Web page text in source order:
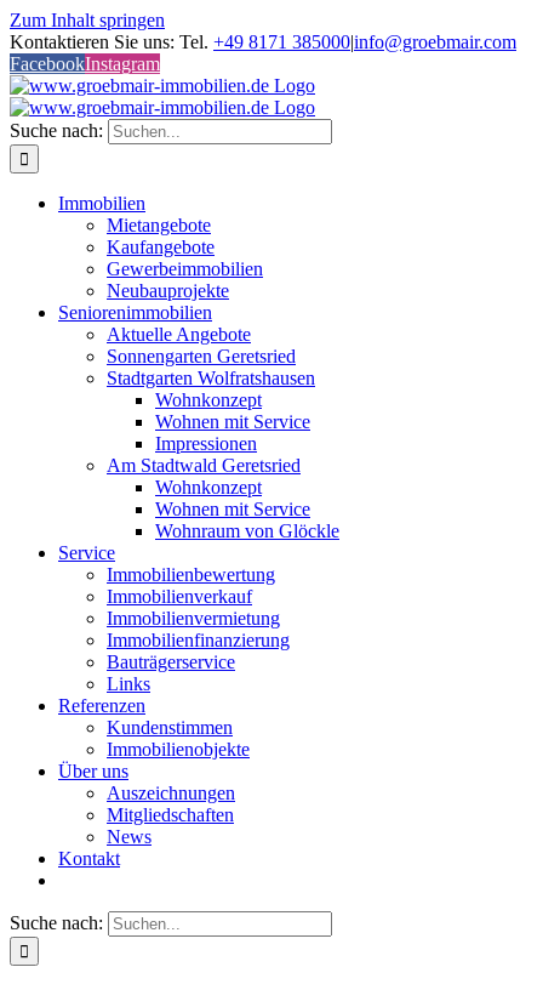
Zum Inhalt springen
Kontaktieren Sie uns: Tel. +49 8171 385000|info@groebmair.com
FacebookInstagram
Suche nach:
Immobilien
Mietangebote
Kaufangebote
Gewerbeimmobilien
Neubauprojekte
Seniorenimmobilien
Aktuelle Angebote
Sonnengarten Geretsried
Stadtgarten Wolfratshausen
Wohnkonzept
Wohnen mit Service
Impressionen
Am Stadtwald Geretsried
Wohnkonzept
Wohnen mit Service
Wohnraum von Glöckle
Service
Immobilienbewertung
Immobilienverkauf
Immobilienvermietung
Immobilienfinanzierung
Bauträgerservice
Links
Referenzen
Kundenstimmen
Immobilienobjekte
Über uns
Auszeichnungen
Mitgliedschaften
News
Kontakt
Suche nach: